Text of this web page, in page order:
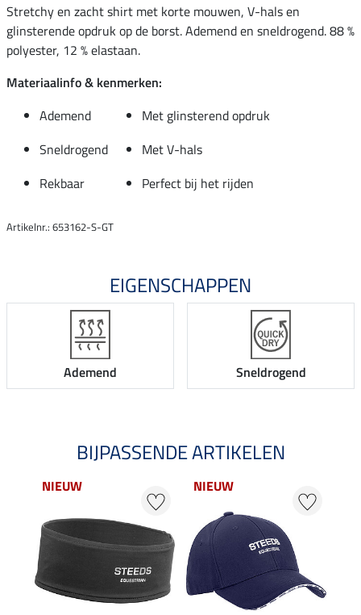
Stretchy en zacht shirt met korte mouwen, V-hals en
glinsterende opdruk op de borst. Ademend en sneldrogend. 88 %
polyester, 12 % elastaan.
Materiaalinfo & kenmerken:
Ademend
Met glinsterend opdruk
Sneldrogend
Met V-hals
Rekbaar
Perfect bij het rijden
Artikelnr.: 653162-S-GT
EIGENSCHAPPEN
Ademend Sneldrogend
BIJPASSENDE ARTIKELEN
NIEUW NIEUW